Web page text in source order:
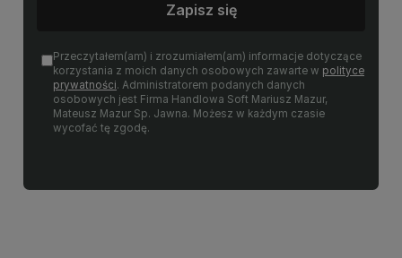
Zapisz się
Przeczytałem(am) i zrozumiałem(am) informacje dotyczące
korzystania z moich danych osobowych zawarte w polityce
prywatności. Administratorem podanych danych
osobowych jest Firma Handlowa Soft Mariusz Mazur,
Mateusz Mazur Sp. Jawna. Możesz w każdym czasie
wycofać tę zgodę.